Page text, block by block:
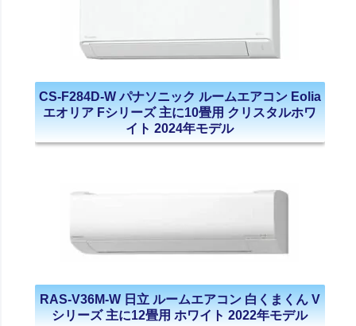
CS-F284D-W パナソニック ルームエアコン Eolia
エオリア Fシリーズ 主に10畳用 クリスタルホワ
イト 2024年モデル
RAS-V36M-W 日立 ルームエアコン 白くまくん V
シリーズ 主に12畳用 ホワイト 2022年モデル